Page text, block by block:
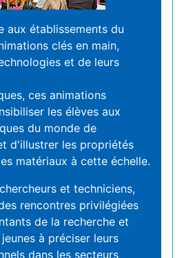
aux établissements du
clés en main,
et de leurs
ces animations
les élèves aux
du monde de
d'illustrer les propriétés
matériaux à cette échelle.
et techniciens,
rencontres privilégiées
de la recherche et
à préciser leurs
dans les secteurs